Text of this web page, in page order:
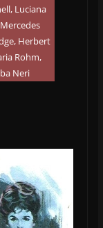
Luciana
Herbert
Rohm,
Neri